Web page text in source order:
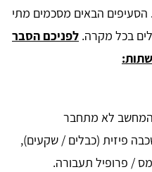
הסעיפים הבאים מסכמים מתי
בכל מקרה. לפניכם הסבר
לא מתחבר
פיזית (כבלים / שקעים),
/ פרופיל תעבורה.